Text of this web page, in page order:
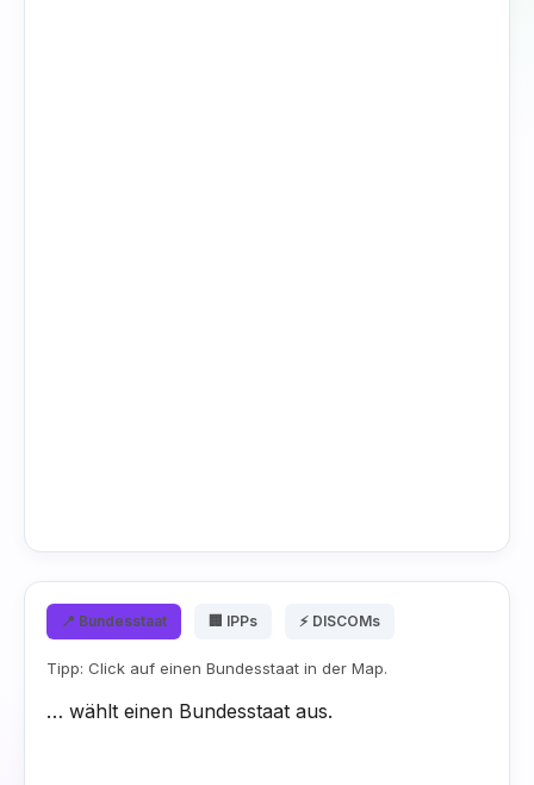
📍 Bundesstaat 🏢 IPPs ⚡ DISCOMs
Tipp: Click auf einen Bundesstaat in der Map.
… wählt einen Bundesstaat aus.